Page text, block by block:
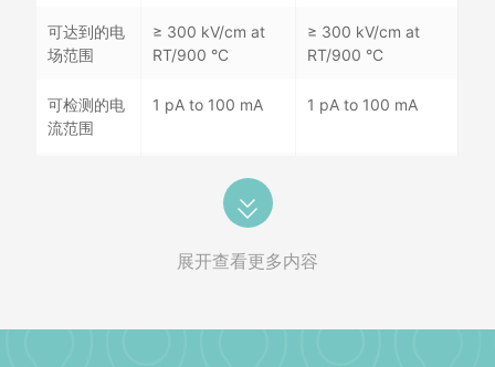
可达到的电
场范围
≥ 300 kV/cm at
RT/900 °C
≥ 300 kV/cm at
RT/900 °C
可检测的电
流范围
1 pA to 100 mA 1 pA to 100 mA
Up to 100 Hz
TWIN
展开查看更多内容